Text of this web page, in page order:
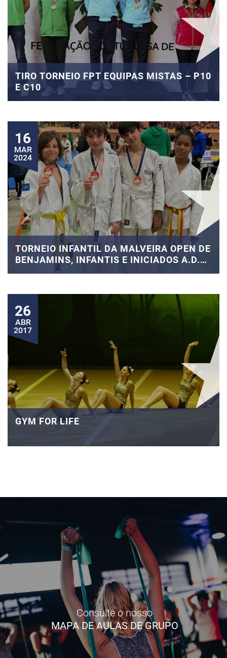
TIRO TORNEIO FPT EQUIPAS MISTAS – P10
E C10
16
MAR
2024
TORNEIO INFANTIL DA MALVEIRA OPEN DE
BENJAMINS, INFANTIS E INICIADOS A.D.J.
26
ABR
2017
GYM FOR LIFE
Consulte o nosso
MAPA DE AULAS DE GRUPO